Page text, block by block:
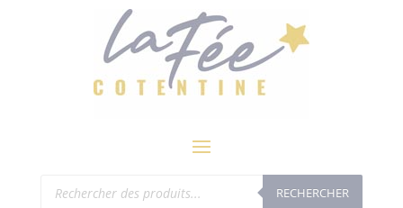
de RECHERCHER
modal-check